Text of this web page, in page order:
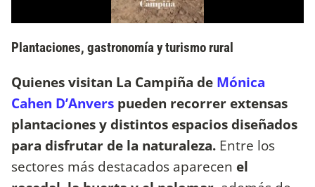
Plantaciones, gastronomía y turismo rural
Quienes visitan La Campiña de Mónica
Cahen D’Anvers ​pueden recorrer extensas
plantaciones y distintos espacios diseñados
para disfrutar de la naturaleza. Entre los
sectores más destacados aparecen el